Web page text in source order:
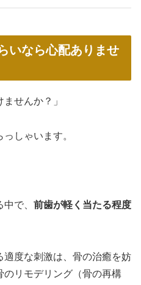
いなら心配ありませ
せんか？」
しゃいます。
で、 前歯が軽く当たる程度
適度な刺激は、骨の治癒を妨
のリモデリング（骨の再構